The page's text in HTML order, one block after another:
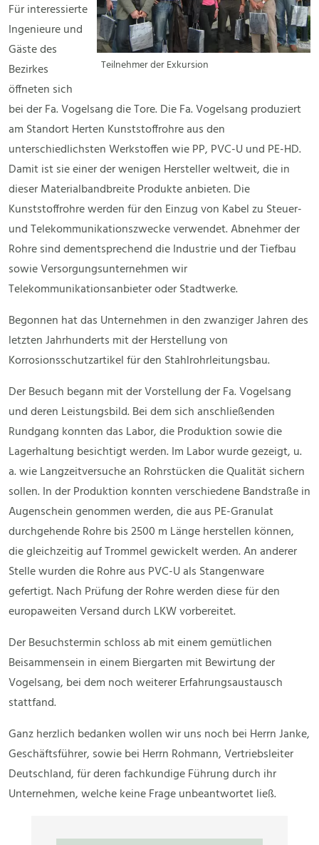
Teilnehmer der Exkursion
Für interessierte
Ingenieure und
Gäste des
Bezirkes
öffneten sich
bei der Fa. Vogelsang die Tore. Die Fa. Vogelsang produziert
am Standort Herten Kunststoffrohre aus den
unterschiedlichsten Werkstoffen wie PP, PVC-U und PE-HD.
Damit ist sie einer der wenigen Hersteller weltweit, die in
dieser Materialbandbreite Produkte anbieten. Die
Kunststoffrohre werden für den Einzug von Kabel zu Steuer-
und Telekommunikationszwecke verwendet. Abnehmer der
Rohre sind dementsprechend die Industrie und der Tiefbau
sowie Versorgungsunternehmen wir
Telekommunikationsanbieter oder Stadtwerke.
Begonnen hat das Unternehmen in den zwanziger Jahren des
letzten Jahrhunderts mit der Herstellung von
Korrosionsschutzartikel für den Stahlrohrleitungsbau.
Der Besuch begann mit der Vorstellung der Fa. Vogelsang
und deren Leistungsbild. Bei dem sich anschließenden
Rundgang konnten das Labor, die Produktion sowie die
Lagerhaltung besichtigt werden. Im Labor wurde gezeigt, u.
a. wie Langzeitversuche an Rohrstücken die Qualität sichern
sollen. In der Produktion konnten verschiedene Bandstraße in
Augenschein genommen werden, die aus PE-Granulat
durchgehende Rohre bis 2500 m Länge herstellen können,
die gleichzeitig auf Trommel gewickelt werden. An anderer
Stelle wurden die Rohre aus PVC-U als Stangenware
gefertigt. Nach Prüfung der Rohre werden diese für den
europaweiten Versand durch LKW vorbereitet.
Der Besuchstermin schloss ab mit einem gemütlichen
Beisammensein in einem Biergarten mit Bewirtung der
Vogelsang, bei dem noch weiterer Erfahrungsaustausch
stattfand.
Ganz herzlich bedanken wollen wir uns noch bei Herrn Janke,
Geschäftsführer, sowie bei Herrn Rohmann, Vertriebsleiter
Deutschland, für deren fachkundige Führung durch ihr
Unternehmen, welche keine Frage unbeantwortet ließ.